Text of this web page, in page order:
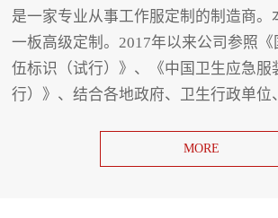
是一家专业从事工作服定制的制造商。
一板高级定制。2017年以来公司参照
伍标识（试行）》、《中国卫生应急服
行）》、结合各地政府、卫生行政单位
MORE